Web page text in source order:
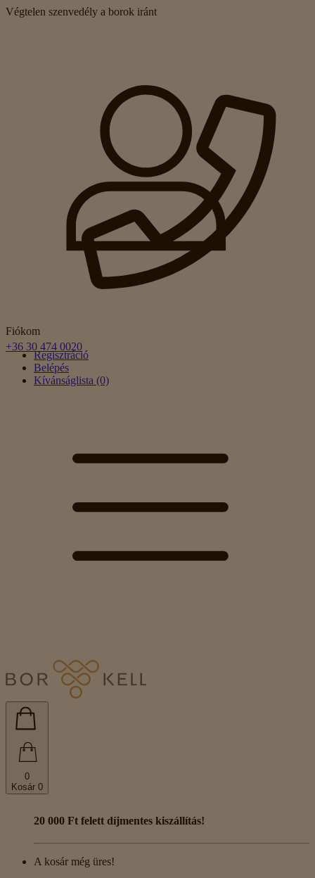
Végtelen szenvedély a borok iránt
Fiókom
Regisztráció
Belépés
Kívánságlista (0)
+36 30 474 0020
0
Kosár 0
20 000 Ft felett díjmentes kiszállítás!
A kosár még üres!